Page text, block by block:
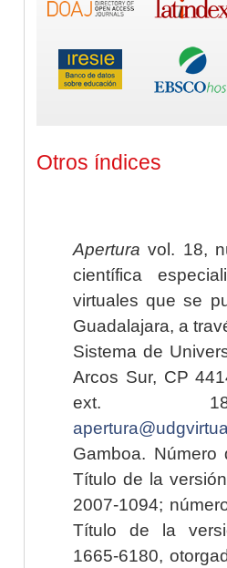
Otros índices
Apertura vol. 18,
científica
virtuales que se
Guadalajara, a
Sistema de
Arcos Sur, CP
ext.
Gamboa.
Título de la
2007-1094;
Título de la
1665-6180,